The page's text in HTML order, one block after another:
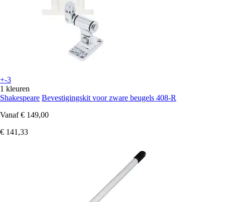
+-3
1 kleuren
Shakespeare Bevestigingskit voor zware beugels 408-R
Vanaf € 149,00
€ 141,33